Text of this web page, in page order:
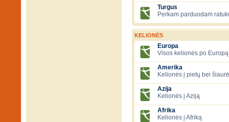
Turgus
Perkam parduodam
KELIONĖS
Europa
Visos kelionės po
Amerika
Kelionės į pietų bei
Azija
Kelionės į Aziją
Afrika
Kelionės į Afriką